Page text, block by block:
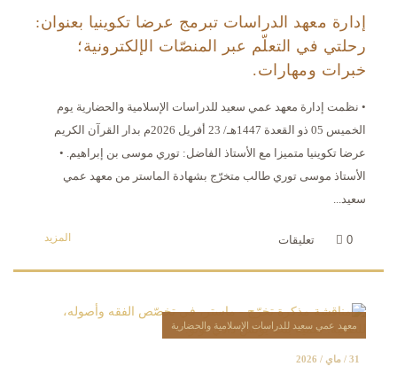
إدارة معهد الدراسات تبرمج عرضا تكوينيا بعنوان:
رحلتي في التعلّم عبر المنصّات الإلكترونية؛
خبرات ومهارات.
• نظمت إدارة معهد عمي سعيد للدراسات الإسلامية والحضارية يوم
الخميس 05 ذو القعدة 1447هـ/ 23 أفريل 2026م بدار القرآن الكريم
عرضا تكوينيا متميزا مع الأستاذ الفاضل: توري موسى بن إبراهيم. •
الأستاذ موسى توري طالب متخرّج بشهادة الماستر من معهد عمي
سعيد...
المزيد 0 تعليقات
معهد عمي سعيد للدراسات الإسلامية والحضارية